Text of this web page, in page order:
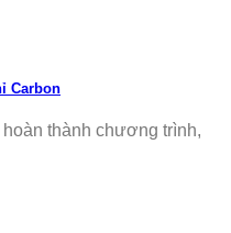
Carbon
hoàn thành chương trình,